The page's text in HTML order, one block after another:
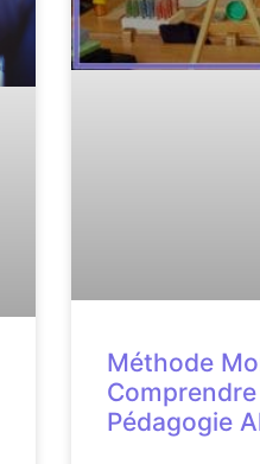
Méthode
Pédagogie